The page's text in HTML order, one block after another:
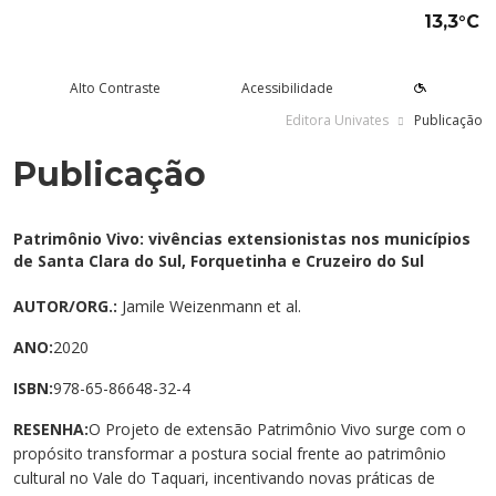
13,3°C
aqui
de ingresso
Univates
Presencial
Crie
e Inovação
- Inovates
e Projetos de
Abertos à Comunidade
Pedagógica Externa
e Lazer
Univates
Culturais
Alto Contraste Acessibilidade
Editora Univates Publicação
Publicação
Patrimônio Vivo: vivências extensionistas nos municípios
de Santa Clara do Sul, Forquetinha e Cruzeiro do Sul
AUTOR/ORG.: Jamile Weizenmann et al.
ANO:2020
ISBN:978-65-86648-32-4
RESENHA:O Projeto de extensão Patrimônio Vivo surge com o
propósito transformar a postura social frente ao patrimônio
cultural no Vale do Taquari, incentivando novas práticas de